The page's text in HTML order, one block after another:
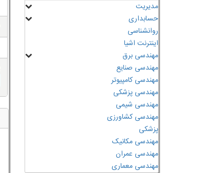
مدیریت
حسابداری
روانشناسی
اینترنت اشیا
مهندسی برق
مهندسی صنایع
مهندسی کامپیوتر
مهندسی پزشکی
مهندسی شیمی
مهندسی کشاورزی
پزشکی
مهندسی مکانیک
مهندسی عمران
مهندسی معماری